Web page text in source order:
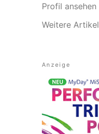
Profil ansehen
Weitere Artikel